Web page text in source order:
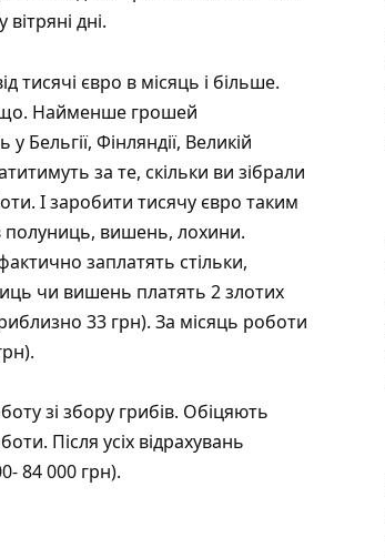
дні.
тисячі євро в місяць і більше.
Найменше грошей
Бельгії, Фінляндії, Великій
за те, скільки ви зібрали
І заробити тисячу євро таким
вишень, лохини.
заплатять стільки,
чи вишень платять 2 злотих
33 грн). За місяць роботи
зі збору грибів. Обіцяють
Після усіх відрахувань
84 000 грн).